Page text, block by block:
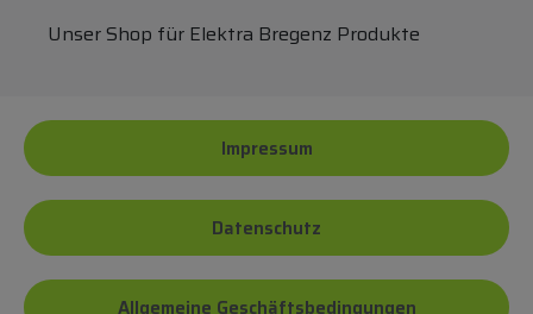
Unser Shop für Elektra Bregenz Produkte
Impressum
Datenschutz
Allgemeine Geschäftsbedingungen